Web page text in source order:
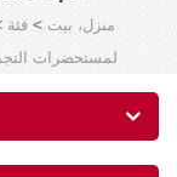
منزل، بيت > فئة
لمستحضرات